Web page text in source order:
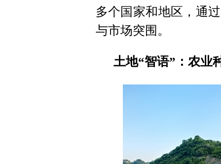
多个国家和地区， 通
与市场突围。
土地“智语”：农业